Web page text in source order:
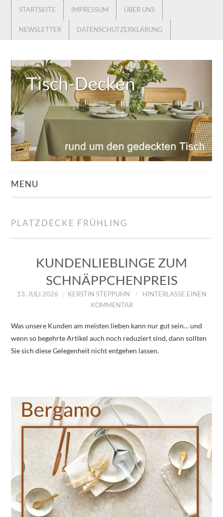
STARTSEITE IMPRESSUM ÜBER UNS
NEWSLETTER DATENSCHUTZERKLÄRUNG
MENU
ÜBER UNS
ZUM SHOP
DATENSCHUTZERKLÄRUNG
PLATZDECKE FRÜHLING
KUNDENLIEBLINGE ZUM
SCHNÄPPCHENPREIS
13. JULI 2026 KERSTIN STEPPUHN
HINTERLASSE EINEN
KOMMENTAR
Was unsere Kunden am meisten lieben kann nur gut sein… und
wenn so begehrte Artikel auch noch reduziert sind, dann sollten
Sie sich diese Gelegenheit nicht entgehen lassen.